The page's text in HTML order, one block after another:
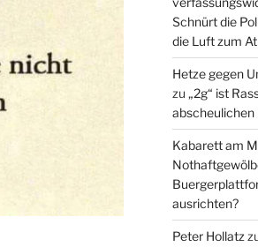
Schnürt die
die Luft zum
Hetze gegen
zu „2g“ ist
abscheulichen
Kabarett am
ausrichten?
Peter Hollatz